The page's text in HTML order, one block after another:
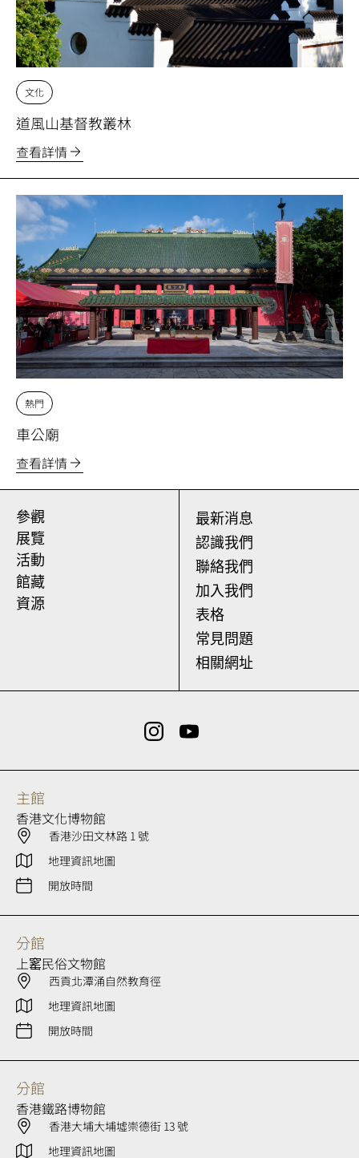
文化
道風山基督教叢林
查看詳情
熱門
車公廟
查看詳情
參觀
展覽
活動
館藏
資源
最新消息
認識我們
聯絡我們
加入我們
表格
常見問題
相關網址
主館
香港文化博物館
香港沙田文林路 1 號
地理資訊地圖
開放時間
分館
上窰民俗文物館
西貢北潭涌自然教育徑
地理資訊地圖
開放時間
分館
香港鐵路博物館
香港大埔大埔墟崇德街 13 號
地理資訊地圖